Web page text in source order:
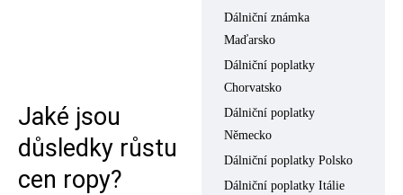
Jaké jsou
důsledky růstu
cen ropy?
Dálniční známka
Maďarsko
Dálniční poplatky
Chorvatsko
Dálniční poplatky
Německo
Dálniční poplatky Polsko
Dálniční poplatky Itálie